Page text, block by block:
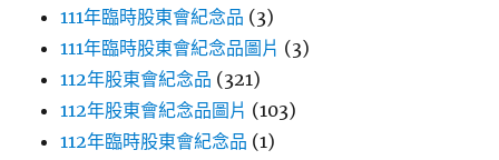
111年臨時股東會紀念品 (3)
111年臨時股東會紀念品圖片 (3)
112年股東會紀念品 (321)
112年股東會紀念品圖片 (103)
112年臨時股東會紀念品 (1)